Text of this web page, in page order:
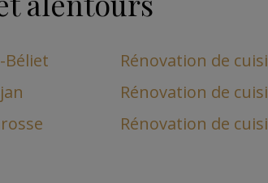
Béliet
Rénovation de
Rénovation de
Rénovation de